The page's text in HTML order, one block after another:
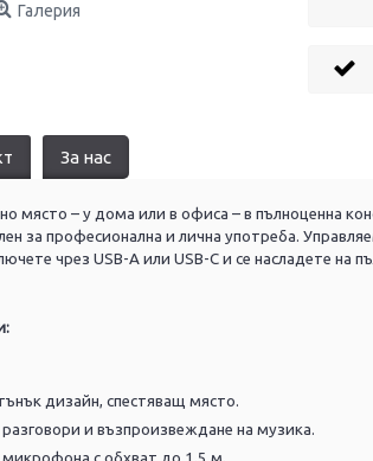
Галерия
За нас
място – у дома или в офиса – в пълноценна
за професионална и лична употреба.
чрез USB-A или USB-C и се насладете на
дизайн, спестяващ място.
разговори и възпроизвеждане на музика.